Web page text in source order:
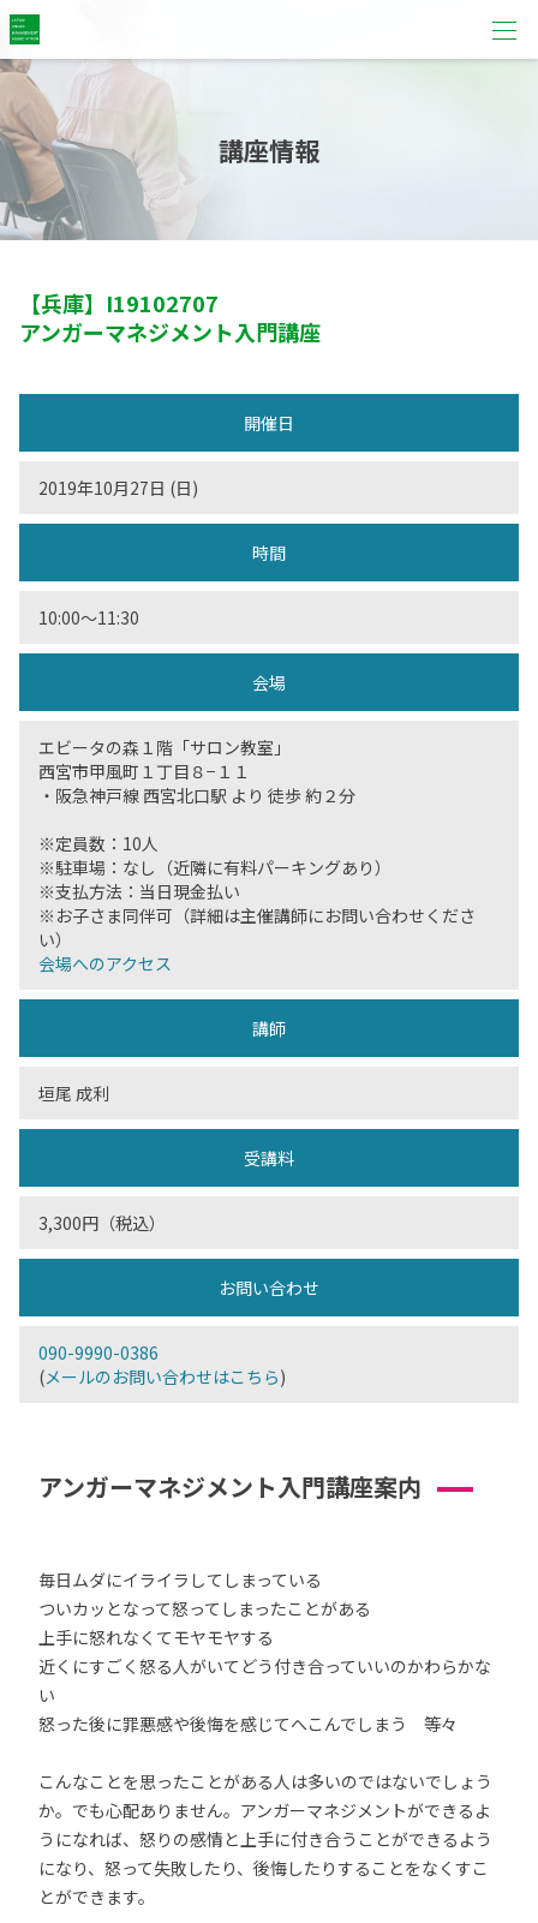
講座情報
【兵庫】 I19102707
アンガーマネジメント入門講座
開催日
2019年10月27日 (日)
時間
10:00〜11:30
会場
エビータの森１階「サロン教室」
西宮市甲風町１丁目８−１１
・阪急神戸線 西宮北口駅 より 徒歩 約２分
※定員数：10人
※駐車場：なし（近隣に有料パーキングあり）
※支払方法：当日現金払い
※お子さま同伴可（詳細は主催講師にお問い合わせくださ
い）
会場へのアクセス
講師
垣尾 成利
受講料
3,300円（税込）
お問い合わせ
090-9990-0386
(メールのお問い合わせはこちら)
アンガーマネジメント入門講座案内
毎日ムダにイライラしてしまっている
ついカッとなって怒ってしまったことがある
上手に怒れなくてモヤモヤする
近くにすごく怒る人がいてどう付き合っていいのかわらかな
い
怒った後に罪悪感や後悔を感じてへこんでしまう 等々
こんなことを思ったことがある人は多いのではないでしょう
か。でも心配ありません。アンガーマネジメントができるよ
うになれば、怒りの感情と上手に付き合うことができるよう
になり、怒って失敗したり、後悔したりすることをなくすこ
とができます。